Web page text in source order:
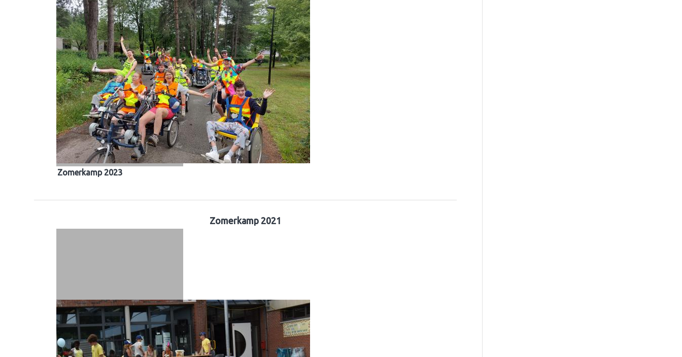
Zomerkamp 2023
Zomerkamp 2021